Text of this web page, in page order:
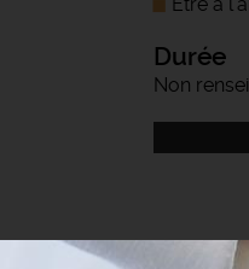
Durée
Non